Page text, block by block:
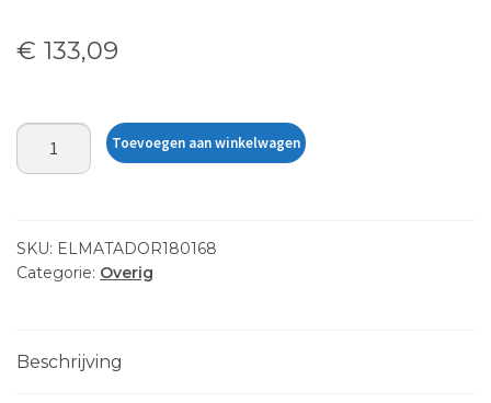
€ 133,09
SATIN
GREY
COBALT
MIRRORPOLARIZED
aantal
Toevoegen aan winkelwagen
SKU: ELMATADOR180168
Categorie: Overig
Beschrijving